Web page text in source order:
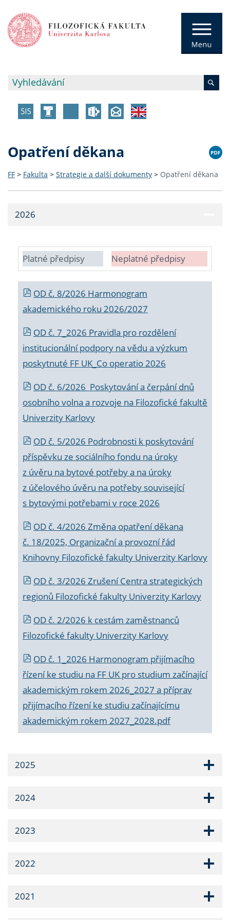
Opatření děkana
FF > Fakulta > Strategie a další dokumenty > Opatření děkana
2026
Platné předpisy Neplatné předpisy
OD č. 8/2026 Harmonogram
akademického roku 2026/2027
OD č. 7_2026 Pravidla pro rozdělení
institucionální podpory na vědu a výzkum
poskytnuté FF UK_Co operatio 2026
OD č. 6/2026 Poskytování a čerpání dnů
osobního volna a rozvoje na Filozofické fakultě
Univerzity Karlovy
OD č. 5/2026 Podrobnosti k poskytování
příspěvku ze sociálního fondu na úroky
z úvěru na bytové potřeby a na úroky
z účelového úvěru na potřeby související
s bytovými potřebami v roce 2026
OD č. 4/2026 Změna opatření děkana
č. 18/2025, Organizační a provozní řád
Knihovny Filozofické fakulty Univerzity Karlovy
OD č. 3/2026 Zrušení Centra strategických
regionů Filozofické fakulty Univerzity Karlovy
OD č. 2/2026 k cestám zaměstnanců
Filozofické fakulty Univerzity Karlovy
OD č. 1_2026 Harmonogram přijímacího
řízení ke studiu na FF UK pro studium začínající
akademickým rokem 2026_2027 a příprav
přijímacího řízení ke studiu začínajícímu
akademickým rokem 2027_2028.pdf
2025
2024
2023
2022
2021